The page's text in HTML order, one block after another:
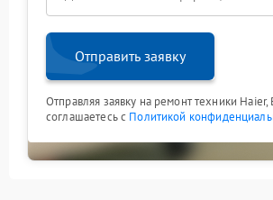
Отправить заявку
Отправляя заявку на ремонт техники Haier,
соглашаетесь с Политикой